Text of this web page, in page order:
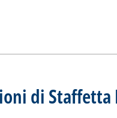
di Staffetta